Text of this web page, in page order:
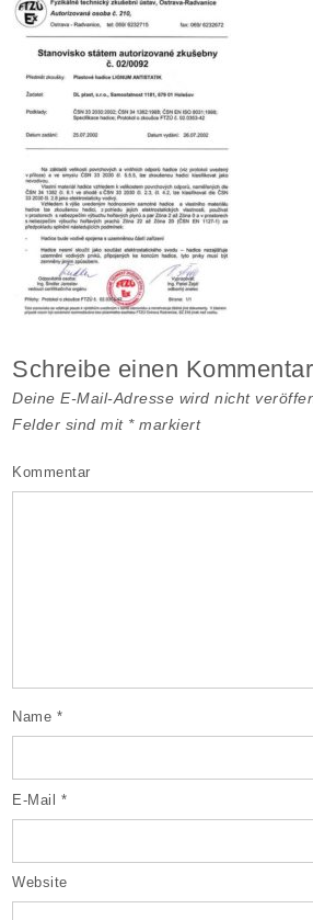
Schreibe einen Kommentar
Deine E-Mail-Adresse wird nicht
Felder sind mit *markiert
Kommentar
Name *
E-Mail *
Website